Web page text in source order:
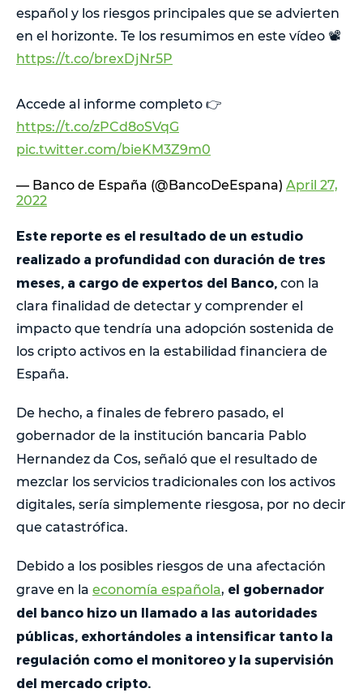
español y los riesgos principales que se advierten
en el horizonte. Te los resumimos en este vídeo 📽️
https://t.co/brexDjNr5P
Accede al informe completo 👉
https://t.co/zPCd8oSVqG
pic.twitter.com/bieKM3Z9m0
— Banco de España (@BancoDeEspana) April 27,
2022
Este reporte es el resultado de un estudio
realizado a profundidad con duración de tres
meses, a cargo de expertos del Banco, con la
clara finalidad de detectar y comprender el
impacto que tendría una adopción sostenida de
los cripto activos en la estabilidad financiera de
España.
De hecho, a finales de febrero pasado, el
gobernador de la institución bancaria Pablo
Hernandez da Cos, señaló que el resultado de
mezclar los servicios tradicionales con los activos
digitales, sería simplemente riesgosa, por no decir
que catastrófica.
Debido a los posibles riesgos de una afectación
grave en la economía española, el gobernador
del banco hizo un llamado a las autoridades
públicas, exhortándoles a intensificar tanto la
regulación como el monitoreo y la supervisión
del mercado cripto.